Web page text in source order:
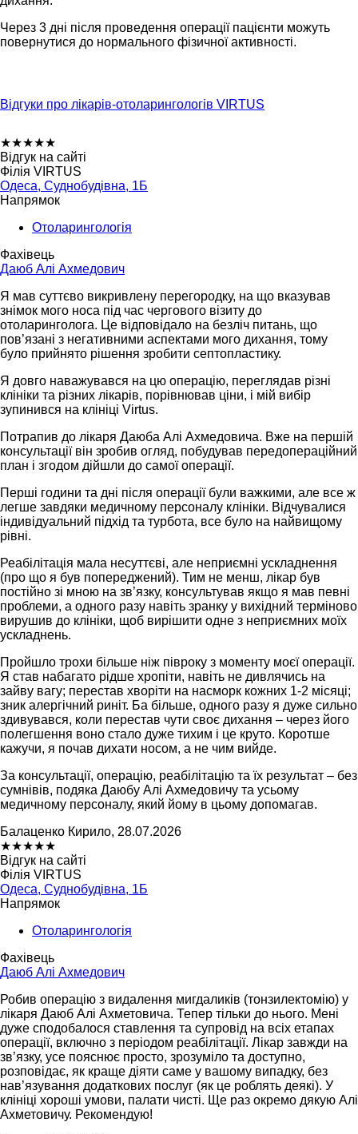
Через 3 дні після проведення операції пацієнти можуть
повернутися до нормального фізичної активності.
Відгуки про лікарів-отоларингологів VIRTUS
★★★★★
Відгук на сайті
Філія VIRTUS
Одеса, Суднобудівна, 1Б
Напрямок
Отоларингологія
Фахівець
Даюб Алі Ахмедович
Я мав суттєво викривлену перегородку, на що вказував
знімок мого носа під час чергового візиту до
отоларинголога. Це відповідало на безліч питань, що
пов’язані з негативними аспектами мого дихання, тому
було прийнято рішення зробити септопластику.
Я довго наважувався на цю операцію, переглядав різні
клініки та різних лікарів, порівнював ціни, і мій вибір
зупинився на клініці Virtus.
Потрапив до лікаря Даюба Алі Ахмедовича. Вже на першій
консультації він зробив огляд, побудував передопераційний
план і згодом дійшли до самої операції.
Перші години та дні після операції були важкими, але все ж
легше завдяки медичному персоналу клініки. Відчувалися
індивідуальний підхід та турбота, все було на найвищому
рівні.
Реабілітація мала несуттєві, але неприємні ускладнення
(про що я був попереджений). Тим не менш, лікар був
постійно зі мною на зв’язку, консультував якщо я мав певні
проблеми, а одного разу навіть зранку у вихідний терміново
вирушив до клініки, щоб вирішити одне з неприємних моїх
ускладнень.
Пройшло трохи більше ніж півроку з моменту моєї операції.
Я став набагато рідше хропіти, навіть не дивлячись на
зайву вагу; перестав хворіти на насморк кожних 1-2 місяці;
зник алергічний риніт. Ба більше, одного разу я дуже сильно
здивувався, коли перестав чути своє дихання – через його
полегшення воно стало дуже тихим і це круто. Коротше
кажучи, я почав дихати носом, а не чим вийде.
За консультації, операцію, реабілітацію та їх результат – без
сумнівів, подяка Даюбу Алі Ахмедовичу та усьому
медичному персоналу, який йому в цьому допомагав.
Балаценко Кирило, 28.07.2026
★★★★★
Відгук на сайті
Філія VIRTUS
Одеса, Суднобудівна, 1Б
Напрямок
Отоларингологія
Фахівець
Даюб Алі Ахмедович
Робив операцію з видалення мигдаликів (тонзилектомію) у
лікаря Даюб Алі Ахметовича. Тепер тільки до нього. Мені
дуже сподобалося ставлення та супровід на всіх етапах
операції, включно з періодом реабілітації. Лікар завжди на
зв’язку, усе пояснює просто, зрозуміло та доступно,
розповідає, як краще діяти саме у вашому випадку, без
нав’язування додаткових послуг (як це роблять деякі). У
клініці хороші умови, палати чисті. Ще раз окремо дякую Алі
Ахметовичу. Рекомендую!